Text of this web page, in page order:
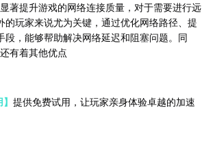
著提升游戏的网络连接质量，对于需要进行远
的玩家来说尤为关键，通过优化网络路径、提
段，能够帮助解决网络延迟和阻塞问题。同
还有着其他优点
提供免费试用，让玩家亲身体验卓越的加速